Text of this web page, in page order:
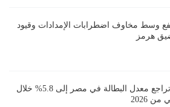
وسط مخاوف اضطرابات الإمدادات وقيود
هرمز
الإحصاء: تراجع معدل البطالة في مصر إلى 5.8% خلال
من 2026